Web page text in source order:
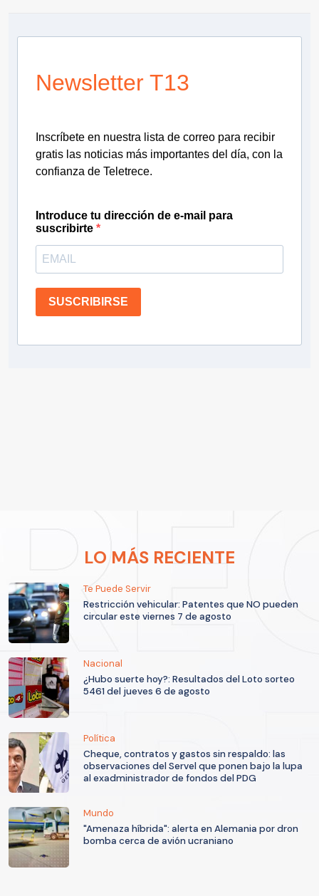
Newsletter T13
Inscríbete en nuestra lista de correo para recibir
gratis las noticias más importantes del día, con la
confianza de Teletrece.
Introduce tu dirección de e-mail para
suscribirte
SUSCRIBIRSE
LO MÁS RECIENTE
Te Puede Servir
Restricción vehicular: Patentes que NO pueden
circular este viernes 7 de agosto
Nacional
¿Hubo suerte hoy?: Resultados del Loto sorteo
5461 del jueves 6 de agosto
Política
Cheque, contratos y gastos sin respaldo: las
observaciones del Servel que ponen bajo la lupa
al exadministrador de fondos del PDG
Mundo
"Amenaza híbrida": alerta en Alemania por dron
bomba cerca de avión ucraniano